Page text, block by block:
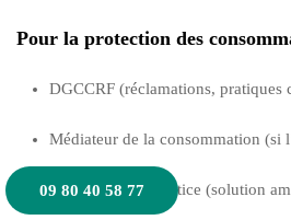
Pour la protection des
DGCCRF (réclamations, pratiques
Médiateur de la consommation (si
Conciliateur de justice (solution
09 80 40 58 77